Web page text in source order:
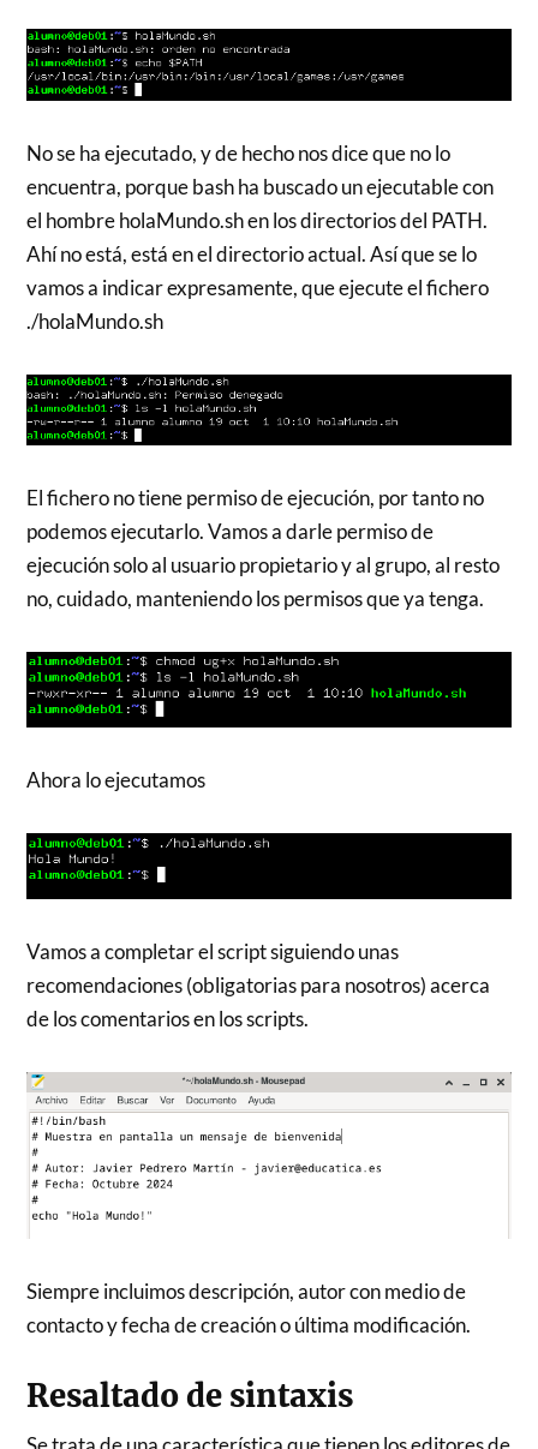
No se ha ejecutado, y de hecho nos dice que no lo
encuentra, porque bash ha buscado un ejecutable con
el hombre holaMundo.sh en los directorios del PATH.
Ahí no está, está en el directorio actual. Así que se lo
vamos a indicar expresamente, que ejecute el fichero
./holaMundo.sh
El fichero no tiene permiso de ejecución, por tanto no
podemos ejecutarlo. Vamos a darle permiso de
ejecución solo al usuario propietario y al grupo, al resto
no, cuidado, manteniendo los permisos que ya tenga.
Ahora lo ejecutamos
Vamos a completar el script siguiendo unas
recomendaciones (obligatorias para nosotros) acerca
de los comentarios en los scripts.
Siempre incluimos descripción, autor con medio de
contacto y fecha de creación o última modificación.
Resaltado de sintaxis